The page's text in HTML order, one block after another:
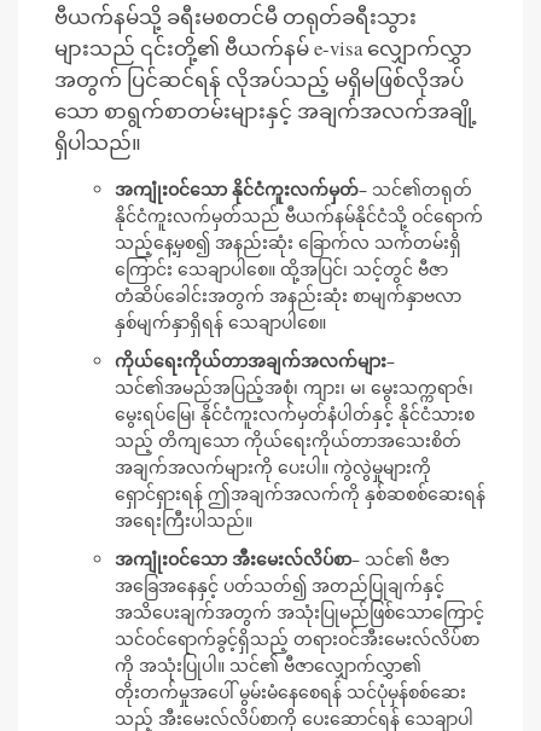
ဗီယက်နမ်သို့ ခရီးမစတင်မီ တရုတ်ခရီးသွား
များသည် ၎င်းတို့၏ ဗီယက်နမ် e-visa လျှောက်လွှာ
အတွက် ပြင်ဆင်ရန် လိုအပ်သည့် မရှိမဖြစ်လိုအပ်
သော စာရွက်စာတမ်းများနှင့် အချက်အလက်အချို့
ရှိပါသည်။
အကျုံးဝင်သော နိုင်ငံကူးလက်မှတ်– သင်၏တရုတ်
နိုင်ငံကူးလက်မှတ်သည် ဗီယက်နမ်နိုင်ငံသို့ ဝင်ရောက်
သည့်နေ့မှစ၍ အနည်းဆုံး ခြောက်လ သက်တမ်းရှိ
ကြောင်း သေချာပါစေ။ ထို့အပြင်၊ သင့်တွင် ဗီဇာ
တံဆိပ်ခေါင်းအတွက် အနည်းဆုံး စာမျက်နှာဗလာ
နှစ်မျက်နှာရှိရန် သေချာပါစေ။
ကိုယ်ရေးကိုယ်တာအချက်အလက်များ–
သင်၏အမည်အပြည့်အစုံ၊ ကျား၊ မ၊ မွေးသက္ကရာဇ်၊
မွေးရပ်မြေ၊ နိုင်ငံကူးလက်မှတ်နံပါတ်နှင့် နိုင်ငံသားစ
သည့် တိကျသော ကိုယ်ရေးကိုယ်တာအသေးစိတ်
အချက်အလက်များကို ပေးပါ။ ကွဲလွဲမှုများကို
ရှောင်ရှားရန် ဤအချက်အလက်ကို နှစ်ဆစစ်ဆေးရန်
အရေးကြီးပါသည်။
အကျုံးဝင်သော အီးမေးလ်လိပ်စာ– သင်၏ ဗီဇာ
အခြေအနေနှင့် ပတ်သတ်၍ အတည်ပြုချက်နှင့်
အသိပေးချက်အတွက် အသုံးပြုမည်ဖြစ်သောကြောင့်
သင်ဝင်ရောက်ခွင့်ရှိသည့် တရားဝင်အီးမေးလ်လိပ်စာ
ကို အသုံးပြုပါ။ သင်၏ ဗီဇာလျှောက်လွှာ၏
တိုးတက်မှုအပေါ် မွမ်းမံနေစေရန် သင်ပုံမှန်စစ်ဆေး
သည့် အီးမေးလ်လိပ်စာကို ပေးဆောင်ရန် သေချာပါ